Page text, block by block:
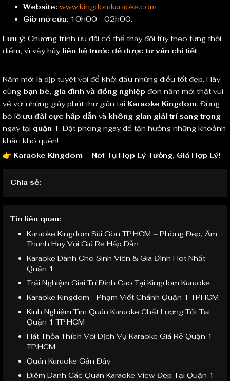
Website: www.kingdomkaraoke.com
Giờ mở cửa: 10h00 - 02h00.
Lưu ý: Chương trình ưu đãi có thể thay đổi tùy theo từng thời
điểm, vì vậy hãy liên hệ trước để được tư vấn chi tiết.
Năm mới là dịp tuyệt vời để khởi đầu những điều tốt đẹp. Hãy
cùng bạn bè, gia đình và đồng nghiệp đón năm mới thật vui
vẻ với những giây phút thư giãn tại Karaoke Kingdom. Đừng
bỏ lỡưu đãi cực hấp dẫn và không gian giải trí sang trọng
ngay tại quận 1. Đặt phòng ngay để tận hưởng những khoảnh
khắc khó quên!
👉 Karaoke Kingdom – Nơi Tụ Họp Lý Tưởng, Giá Hợp Lý!
Chia sẻ:
Tin liên quan:
Karaoke Kingdom Sài Gòn TP.HCM – Phòng Đẹp, Âm
Thanh Hay Với Giá Rẻ Hấp Dẫn
Karaoke Dành Cho Sinh Viên & Gia Đình Hot Nhất
Quận 1
Trải Nghiệm Giải Trí Đỉnh Cao Tại Kingdom Karaoke
Karaoke Kingdom - Phạm Viết Chánh Quận 1 TPHCM
Kinh Nghiệm Tìm Quán Karaoke Chất Lượng Tốt Tại
Quận 1 TP.HCM
Hát Thỏa Thích Với Dịch Vụ Karaoke Giá Rẻ Quận 1
TP.HCM
Quán Karaoke Gần Đây
Điểm Danh Các Quán Karaoke View Đẹp Tại Quận 1